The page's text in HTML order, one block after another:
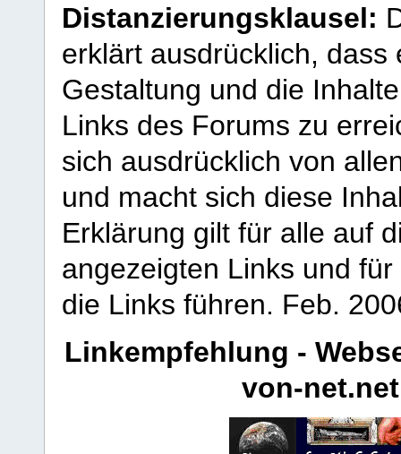
Distanzierungsklausel:
erklärt ausdrücklich,
Gestaltung und die
Links des Forums zu
sich ausdrücklich von
und macht sich diese
Erklärung gilt für alle auf
angezeigten Links und
die Links führen. Feb.
Linkempfehlung -
von-net.net